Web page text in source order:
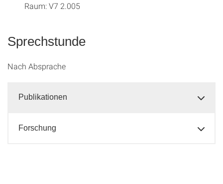
Raum: V7 2.005
Sprechstunde
Nach Absprache
Publikationen
Forschung